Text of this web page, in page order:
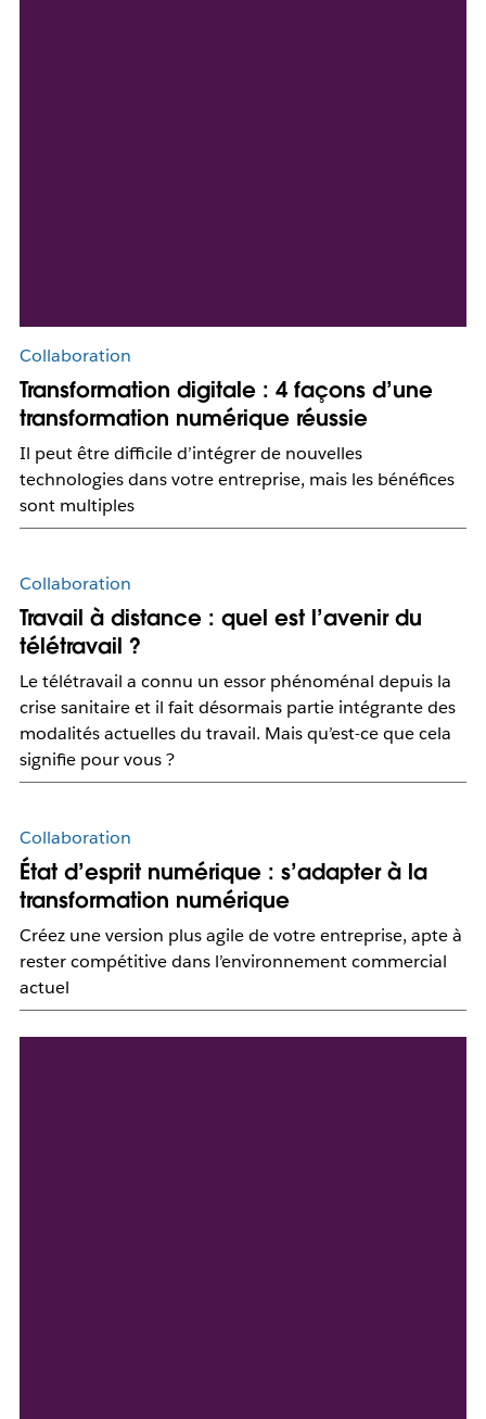
Collaboration
Transformation digitale : 4 façons d’une
transformation numérique réussie
Il peut être difficile d’intégrer de nouvelles
technologies dans votre entreprise, mais les bénéfices
sont multiples
Collaboration
Travail à distance : quel est l’avenir du
télétravail ?
Le télétravail a connu un essor phénoménal depuis la
crise sanitaire et il fait désormais partie intégrante des
modalités actuelles du travail. Mais qu’est-ce que cela
signifie pour vous ?
Collaboration
État d’esprit numérique : s’adapter à la
transformation numérique
Créez une version plus agile de votre entreprise, apte à
rester compétitive dans l’environnement commercial
actuel